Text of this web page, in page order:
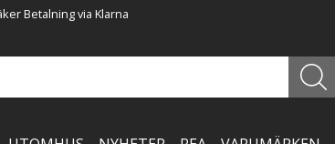
Betalning via Klarna